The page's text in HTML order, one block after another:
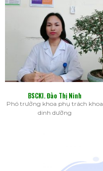
BSCKI. Đào Thị Ninh
Phó trưởng khoa phụ trách khoa
dinh dưỡng